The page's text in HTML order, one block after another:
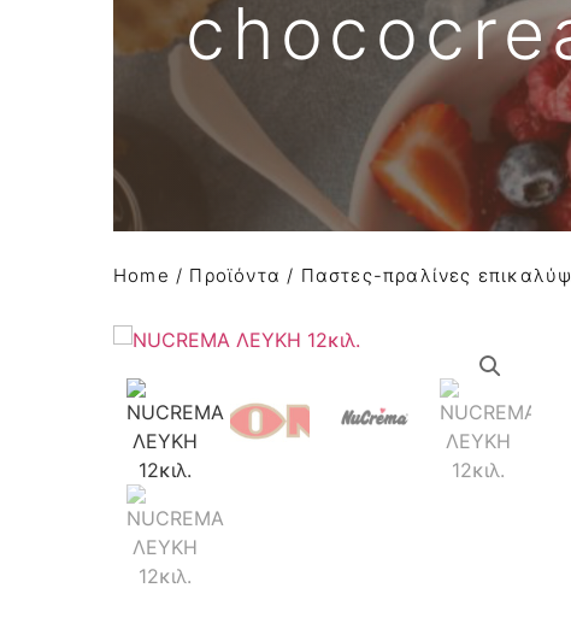
Απομιμήσεις σοκολάτας
Α Ύλες Παγωτού
Προϊόντα κάστανου
Φρούτα σε σιρόπι-confit φρούτων
Κατεψυγμένα φρούτα και πουρέ φρούτων
Είδη Συσκευασίας
Μηχανήματα-εξοπλισμός
Έτοιμο χειροποίητο gelato
Macaron
Home / Προϊόντα / Παστες-πραλίνες